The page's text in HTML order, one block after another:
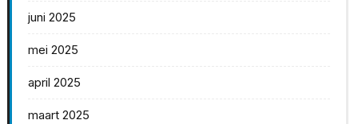
juni 2025
mei 2025
april 2025
maart 2025